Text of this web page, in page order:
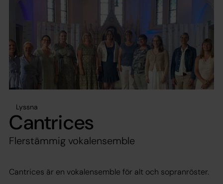
Lyssna
Cantrices
Flerstämmig vokalensemble
Cantrices är en vokalensemble för alt och sopranröster.